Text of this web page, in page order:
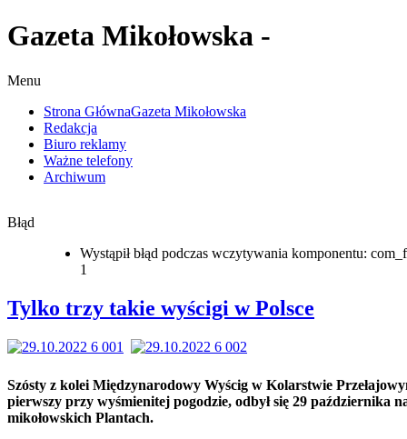
Gazeta Mikołowska -
Menu
Strona GłównaGazeta Mikołowska
Redakcja
Biuro reklamy
Ważne telefony
Archiwum
Błąd
Wystąpił błąd podczas wczytywania komponentu:
1
Tylko trzy takie wyścigi w Polsce
Szósty z kolei Międzynarodowy Wyścig w Kolarstwie
pierwszy przy wyśmienitej pogodzie, odbył się 29 października
mikołowskich Plantach.